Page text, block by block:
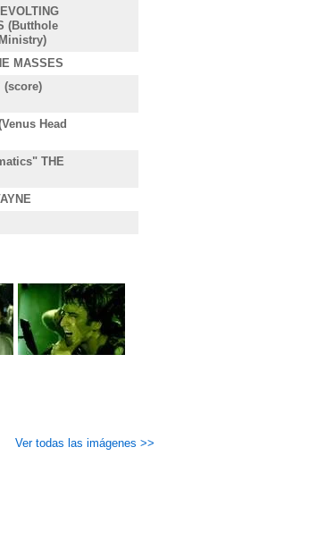
(Butthole
MASSES
(score)
Head
THE
Ver todas las imágenes >>